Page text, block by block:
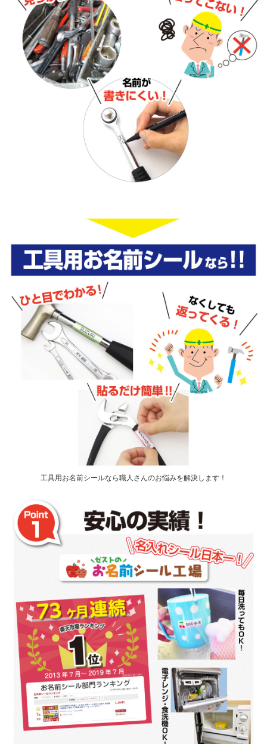
工具用お名前シールなら職人さんのお悩みを解決します！